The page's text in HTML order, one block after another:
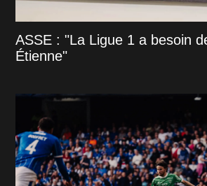
ASSE : "La Ligue 1 a besoin
Étienne"